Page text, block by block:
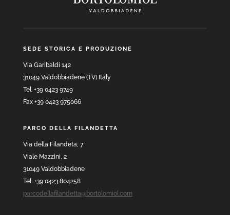
SEDE STORICA E PRODUZIONE
Via Garibaldi 142
31049 Valdobbiadene (TV) Italy
Tel. +39 0423 9749
Fax +39 0423 975066
PARCO DELLA FILANDETTA
Via della Filandeta, 7
Viale Mazzini, 2
31049 Valdobbiadene
Tel. +39 0423 804258
parcodellafilandetta@bortolomiol.com